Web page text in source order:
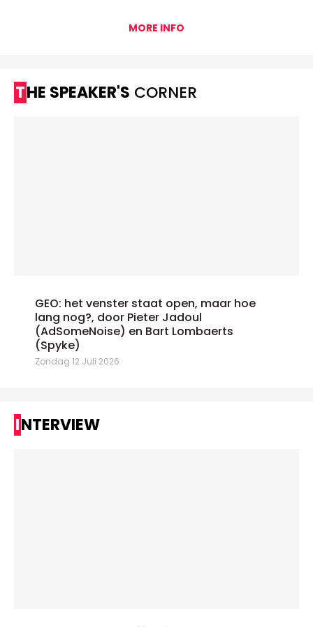
MORE INFO
THE SPEAKER'S CORNER
GEO: het venster staat open, maar hoe
lang nog?, door Pieter Jadoul
(AdSomeNoise) en Bart Lombaerts
(Spyke)
Zondag 12 Juli 2026
INTERVIEW